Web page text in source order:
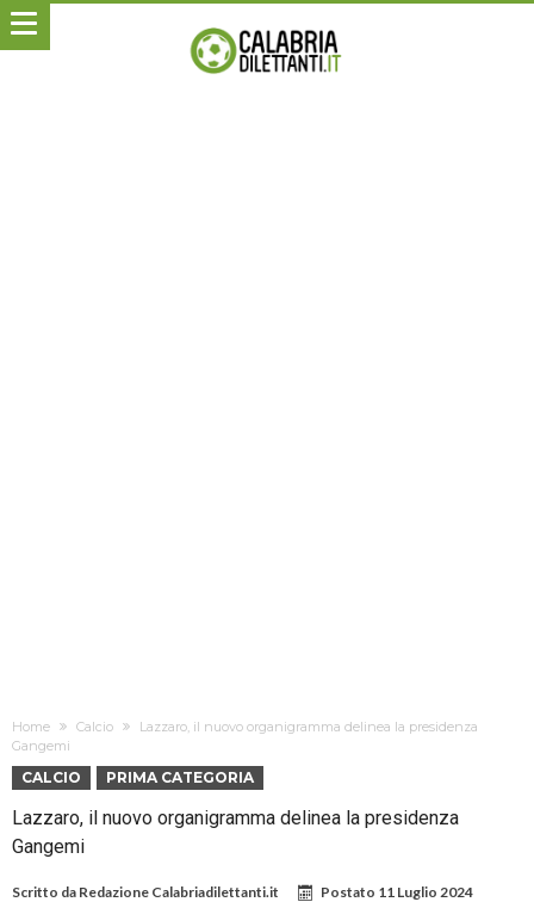
Home Calcio
Lazzaro, il nuovo organigramma delinea la presidenza
Gangemi
CALCIO PRIMA CATEGORIA
Lazzaro, il nuovo organigramma delinea la presidenza
Gangemi
Scritto da Redazione Calabriadilettanti.it Postato 11 Luglio 2024